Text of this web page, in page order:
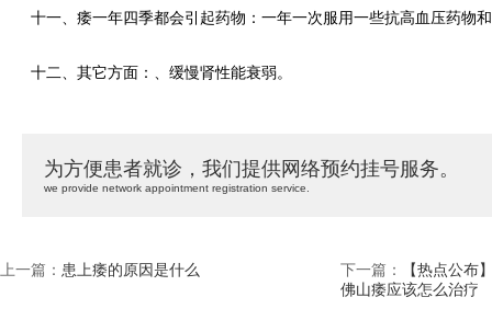
十一、痿一年四季都会引起药物：一年一次服用一些抗高血压药物
十二、其它方面：、缓慢肾性能衰弱。
为方便患者就诊，我们提供网络预约挂号服务。
we provide network appointment registration service.
上一篇： 患上痿的原因是什么 下一篇：
【热点公布
佛山痿应该怎么治疗